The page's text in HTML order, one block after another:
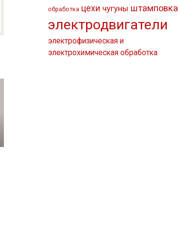
обработка цехи чугуны штамповка
электродвигатели
электрофизическая и
электрохимическая обработка